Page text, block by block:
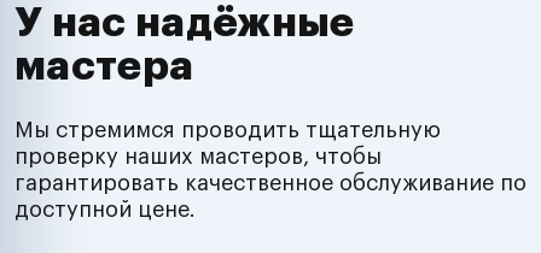
У нас надёжные
мастера
Мы стремимся проводить тщательную
проверку наших мастеров, чтобы
гарантировать качественное обслуживание по
доступной цене.